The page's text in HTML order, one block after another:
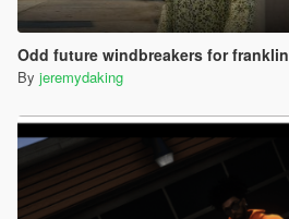
Odd future windbreakers for franklin
By jeremydaking